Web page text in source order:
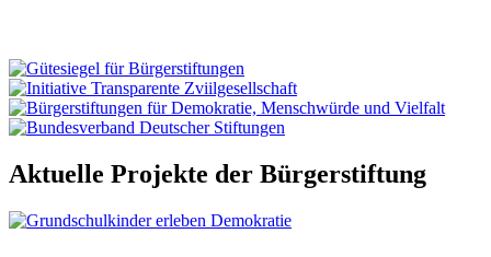
Aktuelle Projekte der Bürgerstiftung